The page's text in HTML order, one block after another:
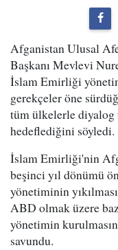
Afganistan Ulusal
Başkanı Mevlevi
İslam Emirliği
gerekçeler öne
tüm ülkelerle
hedeflediğini söyledi.
İslam Emirliği'nin
beşinci yıl dönümü
yönetiminin
ABD olmak üzere
yönetimin
savundu.